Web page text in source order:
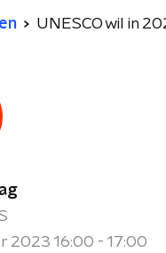
UNESCO wil in
2023 16:00 - 17:00